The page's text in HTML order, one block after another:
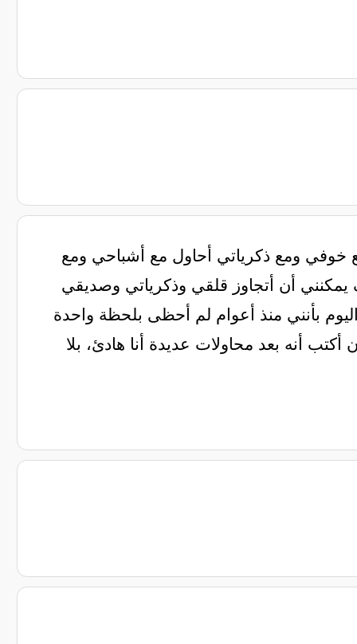
خوفي ومع ذكرياتي أحاول مع أشباحي ومع
أن أتجاوز قلقي وذكرياتي وصديقي
بأنني منذ أعوام لم أحظى بلحظة واحدة
أنه بعد محاولات عديدة أنا هادئ، بلا